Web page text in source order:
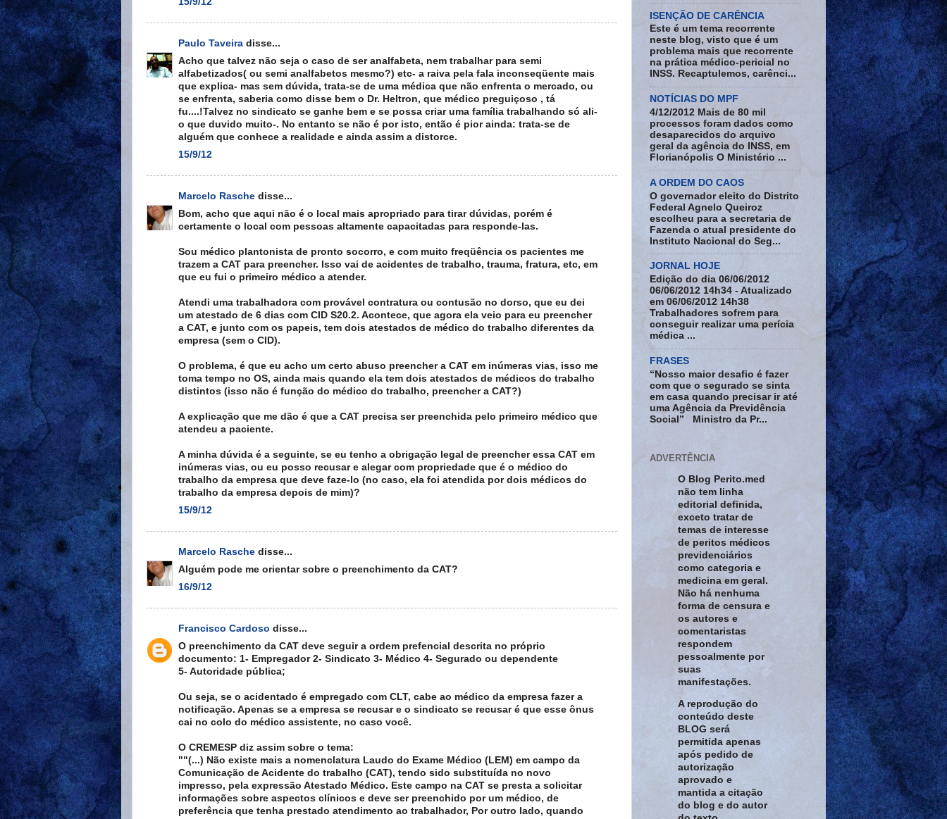
Paulo Taveira disse...
Acho que talvez não seja o caso de ser analfabeta, nem trabalhar para semi
alfabetizados( ou semi analfabetos mesmo?) etc- a raiva pela fala inconseqüente mais
que explica- mas sem dúvida, trata-se de uma médica que não enfrenta o mercado, ou
se enfrenta, saberia como disse bem o Dr. Heltron, que médico preguiçoso , tá
fu....!Talvez no sindicato se ganhe bem e se possa criar uma família trabalhando só ali-
o que duvido muito-. No entanto se não é por isto, então é pior ainda: trata-se de
alguém que conhece a realidade e ainda assim a distorce.
15/9/12
Marcelo Rasche disse...
Bom, acho que aqui não é o local mais apropriado para tirar dúvidas, porém é
certamente o local com pessoas altamente capacitadas para responde-las.
Sou médico plantonista de pronto socorro, e com muito freqüência os pacientes me
trazem a CAT para preencher. Isso vai de acidentes de trabalho, trauma, fratura, etc, em
que eu fui o primeiro médico a atender.
Atendi uma trabalhadora com provável contratura ou contusão no dorso, que eu dei
um atestado de 6 dias com CID S20.2. Acontece, que agora ela veio para eu preencher
a CAT, e junto com os papeis, tem dois atestados de médico do trabalho diferentes da
empresa (sem o CID).
O problema, é que eu acho um certo abuso preencher a CAT em inúmeras vias, isso me
toma tempo no OS, ainda mais quando ela tem dois atestados de médicos do trabalho
distintos (isso não é função do médico do trabalho, preencher a CAT?)
A explicação que me dão é que a CAT precisa ser preenchida pelo primeiro médico que
atendeu a paciente.
A minha dúvida é a seguinte, se eu tenho a obrigação legal de preencher essa CAT em
inúmeras vias, ou eu posso recusar e alegar com propriedade que é o médico do
trabalho da empresa que deve faze-lo (no caso, ela foi atendida por dois médicos do
trabalho da empresa depois de mim)?
15/9/12
Marcelo Rasche disse...
Alguém pode me orientar sobre o preenchimento da CAT?
16/9/12
Francisco Cardoso disse...
O preenchimento da CAT deve seguir a ordem prefencial descrita no próprio
documento: 1- Empregador 2- Sindicato 3- Médico 4- Segurado ou dependente
5- Autoridade pública;
Ou seja, se o acidentado é empregado com CLT, cabe ao médico da empresa fazer a
notificação. Apenas se a empresa se recusar e o sindicato se recusar é que esse ônus
cai no colo do médico assistente, no caso você.
O CREMESP diz assim sobre o tema:
""(...) Não existe mais a nomenclatura Laudo do Exame Médico (LEM) em campo da
Comunicação de Acidente do trabalho (CAT), tendo sido substituída no novo
impresso, pela expressão Atestado Médico. Este campo na CAT se presta a solicitar
informações sobre aspectos clínicos e deve ser preenchido por um médico, de
preferência que tenha prestado atendimento ao trabalhador, Por outro lado, quando
ISENÇÃO DE CARÊNCIA
Este é um tema recorrente
neste blog, visto que é um
problema mais que recorrente
na prática médico-pericial no
INSS. Recaptulemos, carênci...
NOTÍCIAS DO MPF
4/12/2012 Mais de 80 mil
processos foram dados como
desaparecidos do arquivo
geral da agência do INSS, em
Florianópolis O Ministério ...
A ORDEM DO CAOS
O governador eleito do Distrito
Federal Agnelo Queiroz
escolheu para a secretaria de
Fazenda o atual presidente do
Instituto Nacional do Seg...
JORNAL HOJE
Edição do dia 06/06/2012
06/06/2012 14h34 - Atualizado
em 06/06/2012 14h38
Trabalhadores sofrem para
conseguir realizar uma perícia
médica ...
FRASES
“Nosso maior desafio é fazer
com que o segurado se sinta
em casa quando precisar ir até
uma Agência da Previdência
Social” Ministro da Pr...
ADVERTÊNCIA
O Blog Perito.med
não tem linha
editorial definida,
exceto tratar de
temas de interesse
de peritos médicos
previdenciários
como categoria e
medicina em geral.
Não há nenhuma
forma de censura e
os autores e
comentaristas
respondem
pessoalmente por
suas
manifestações.
A reprodução do
conteúdo deste
BLOG será
permitida apenas
após pedido de
autorização
aprovado e
mantida a citação
do blog e do autor